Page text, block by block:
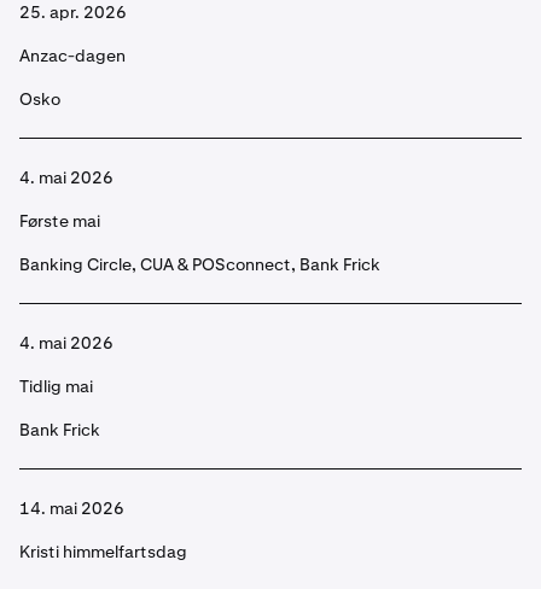
25. apr. 2026
Anzac-dagen
Osko
4. mai 2026
Første mai
Banking Circle, CUA & POSconnect, Bank Frick
4. mai 2026
Tidlig mai
Bank Frick
14. mai 2026
Kristi himmelfartsdag